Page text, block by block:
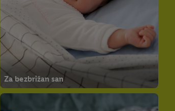
Za bezbrižan san